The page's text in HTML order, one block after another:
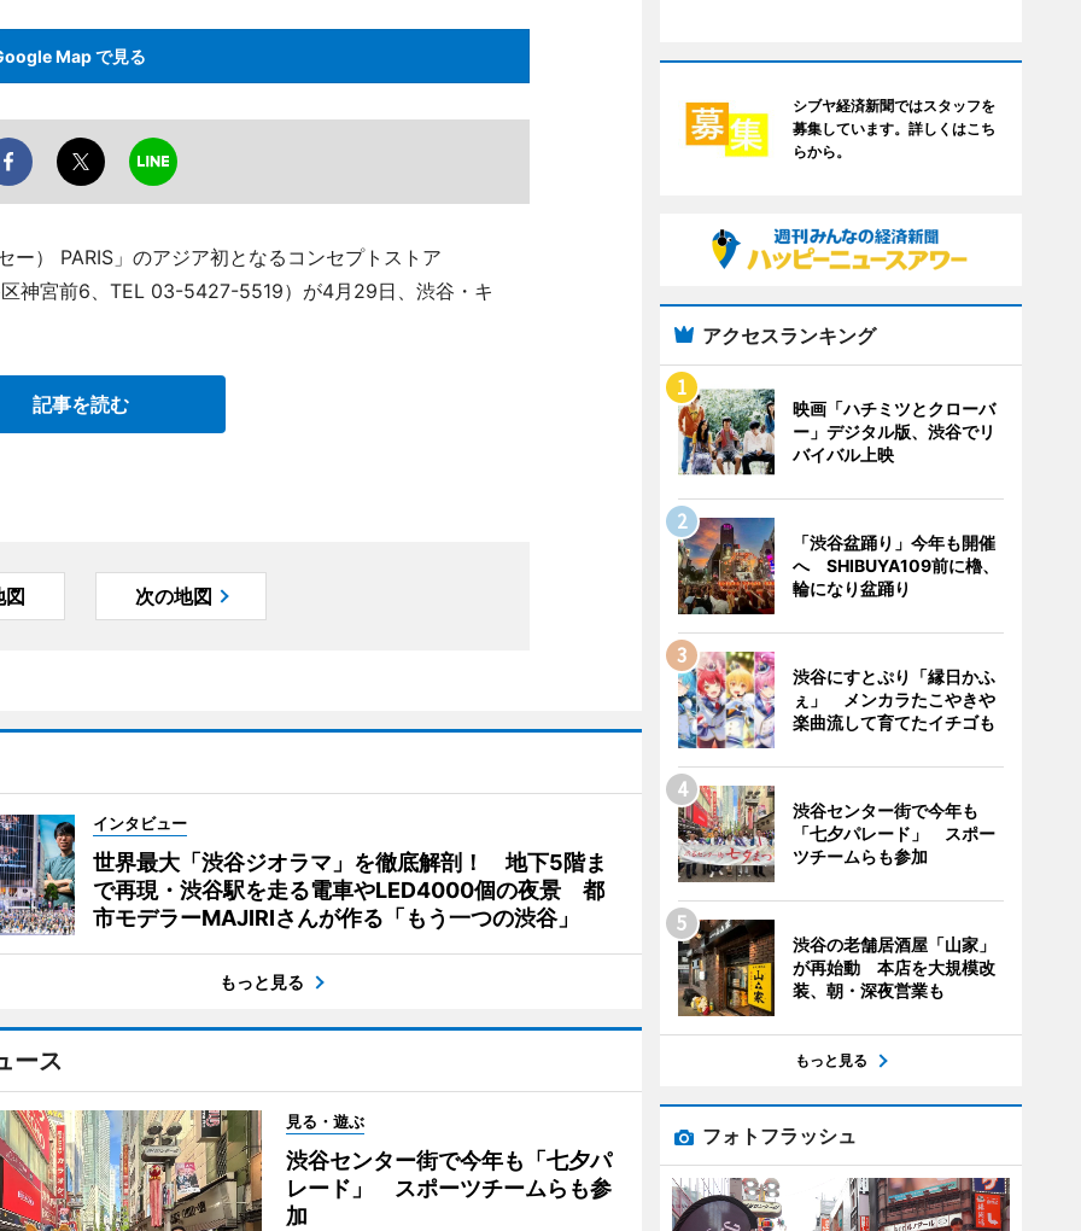
Map で見る
ー） PARIS」のアジア初となるコンセプトストア
神宮前6、TEL 03-5427-5519）が4月29日、渋谷・キ
記事を読む
図 次の地図
インタビュー
世界最大「渋谷ジオラマ」を徹底解剖！ 地下5階ま
で再現・渋谷駅を走る電車やLED4000個の夜景 都
市モデラーMAJIRIさんが作る「もう一つの渋谷」
もっと見る
ース
見る・遊ぶ
渋谷センター街で今年も「七夕パ
レード」 スポーツチームらも参
加
シブヤ経済新聞ではスタッフを
募集しています。詳しくはこち
らから。
アクセスランキング
映画「ハチミツとクローバ
ー」デジタル版、渋谷でリ
バイバル上映
「渋谷盆踊り」今年も開催
へ SHIBUYA109前に櫓、
輪になり盆踊り
渋谷にすとぷり「縁日かふ
ぇ」 メンカラたこやきや
楽曲流して育てたイチゴも
渋谷センター街で今年も
「七夕パレード」 スポー
ツチームらも参加
渋谷の老舗居酒屋「山家」
が再始動 本店を大規模改
装、朝・深夜営業も
もっと見る
フォトフラッシュ